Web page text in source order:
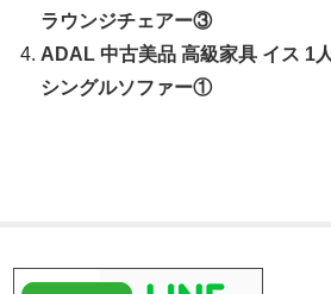
ラウンジチェアー③
ADAL 中古美品 高級家具 イス 1
シングルソファー①